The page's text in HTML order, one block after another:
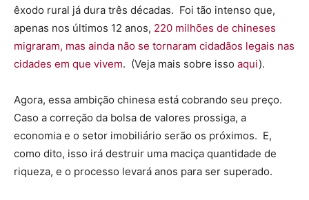
êxodo rural já dura três décadas. Foi tão intenso que,
apenas nos últimos 12 anos, 220 milhões de chineses
migraram, mas ainda não se tornaram cidadãos legais nas
cidades em que vivem. (Veja mais sobre isso aqui).
Agora, essa ambição chinesa está cobrando seu preço.
Caso a correção da bolsa de valores prossiga, a
economia e o setor imobiliário serão os próximos. E,
como dito, isso irá destruir uma maciça quantidade de
riqueza, e o processo levará anos para ser superado.